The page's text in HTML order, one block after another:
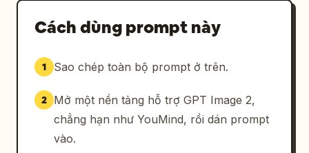
Cách dùng prompt này
1 Sao chép toàn bộ prompt ở trên.
2
Mở một nền tảng hỗ trợ GPT Image 2,
chẳng hạn như YouMind, rồi dán prompt
vào.